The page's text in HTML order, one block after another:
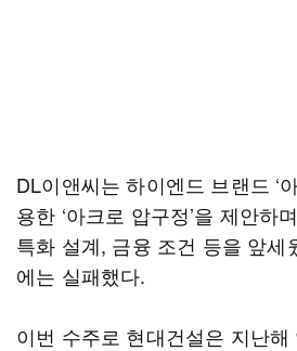
DL이앤씨는 하이엔드 브랜드 ‘
용한 ‘아크로 압구정’을 제안하
특화 설계, 금융 조건 등을 앞세
에는 실패했다.
이번 수주로 현대건설은 지난